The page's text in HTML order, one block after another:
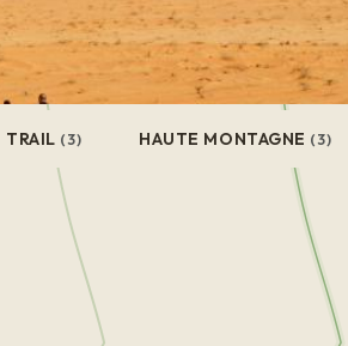
TRAIL (3) HAUTE MONTAGNE (3)